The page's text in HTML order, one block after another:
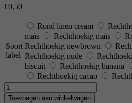
€0,50
Soort
label
Rond linen cream
maïs
Rechthoekig maïs
Rechthoekig newbrown
Rechthoekig nude
biscuit
Rechthoekig banana
Rechthoekig cacao
Aantal
Toevoegen aan winkelwagen